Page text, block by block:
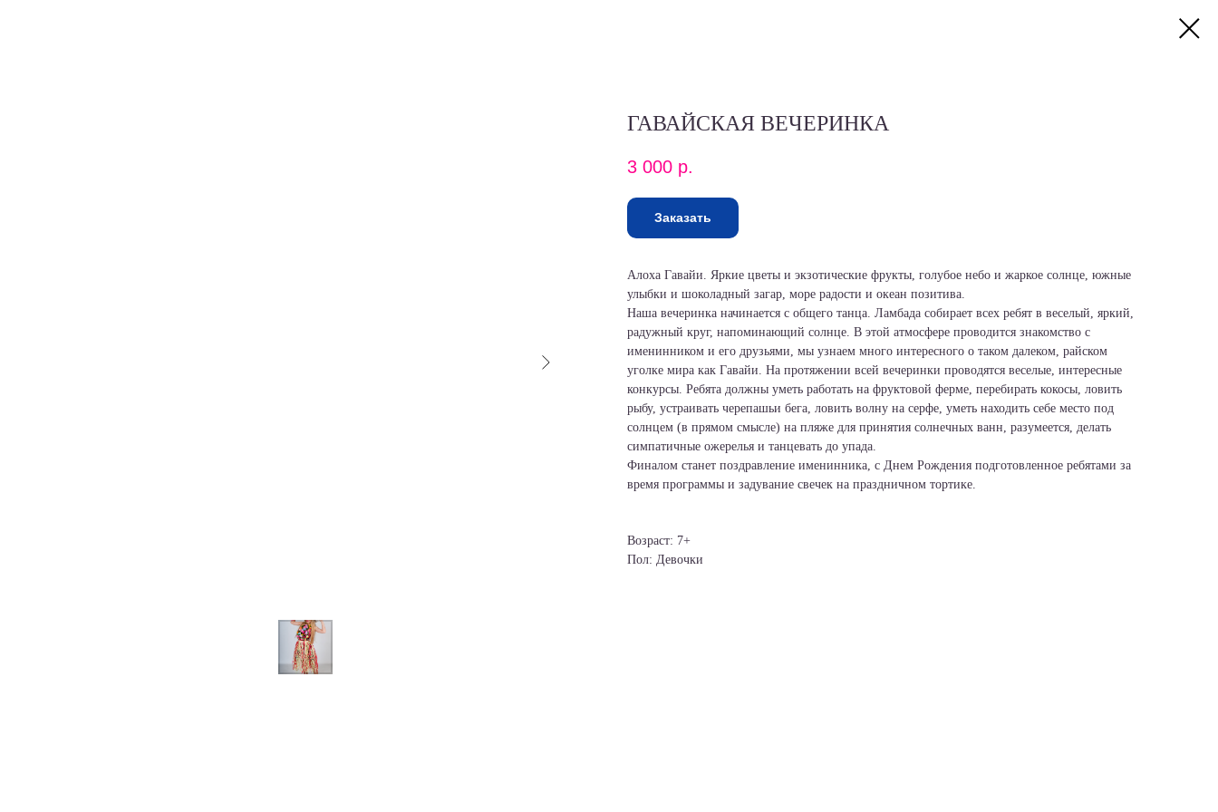
ГАВАЙСКАЯ ВЕЧЕРИНКА
3 000 р.
Заказать
Алоха Гавайи. Яркие цветы и экзотические фрукты, голубое небо и жаркое солнце, южные
улыбки и шоколадный загар, море радости и океан позитива.
Наша вечеринка начинается с общего танца. Ламбада собирает всех ребят в веселый, яркий,
радужный круг, напоминающий солнце. В этой атмосфере проводится знакомство с
именинником и его друзьями, мы узнаем много интересного о таком далеком, райском
уголке мира как Гавайи. На протяжении всей вечеринки проводятся веселые, интересные
конкурсы. Ребята должны уметь работать на фруктовой ферме, перебирать кокосы, ловить
рыбу, устраивать черепашьи бега, ловить волну на серфе, уметь находить себе место под
солнцем (в прямом смысле) на пляже для принятия солнечных ванн, разумеется, делать
симпатичные ожерелья и танцевать до упада.
Финалом станет поздравление именинника, с Днем Рождения подготовленное ребятами за
время программы и задувание свечек на праздничном тортике.
Возраст: 7+
Пол: Девочки